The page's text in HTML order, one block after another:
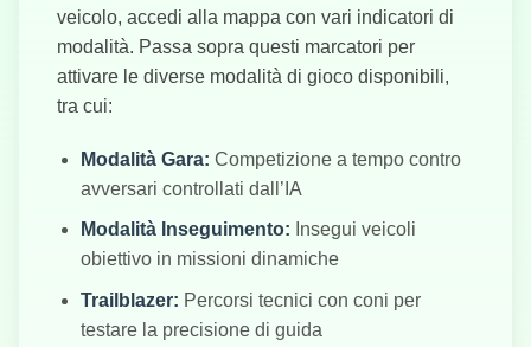
veicolo, accedi alla mappa con vari indicatori di
modalità. Passa sopra questi marcatori per
attivare le diverse modalità di gioco disponibili,
tra cui:
Modalità Gara: Competizione a tempo contro
avversari controllati dall’IA
Modalità Inseguimento: Insegui veicoli
obiettivo in missioni dinamiche
Trailblazer: Percorsi tecnici con coni per
testare la precisione di guida